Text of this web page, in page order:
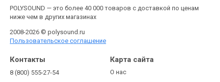
POLYSOUND — это более 40 000 товаров с доставкой по ценам
ниже чем в других магазинах
2008-2026 © polysound.ru
Пользовательское соглашение
Контакты
8 (800) 555-27-54
Карта сайта
О нас